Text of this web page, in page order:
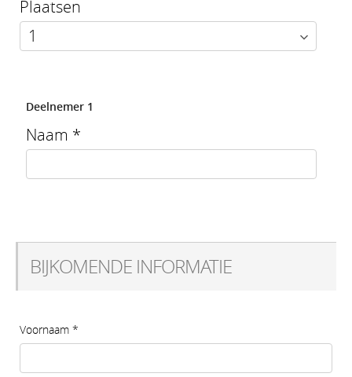
Plaatsen
Deelnemer 1
Naam *
BIJKOMENDE INFORMATIE
Voornaam *